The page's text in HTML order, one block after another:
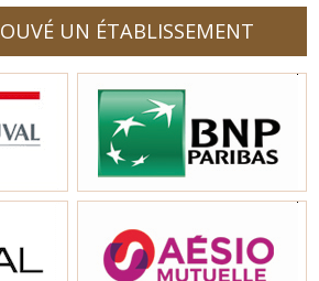
UN ÉTABLISSEMENT